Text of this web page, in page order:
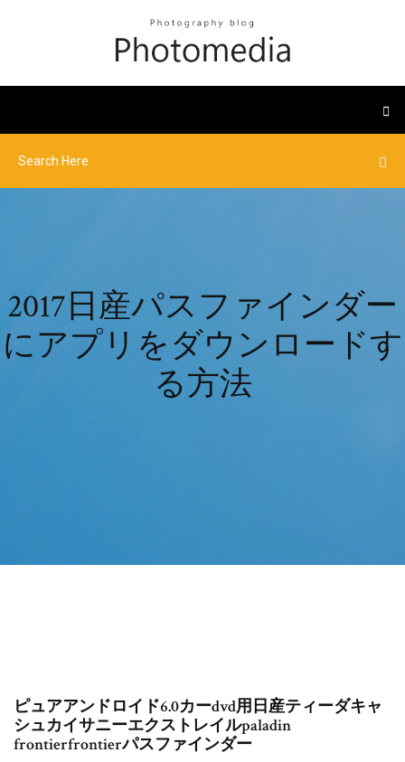
2017日産パスファインダー
にアプリをダウンロードす
る方法
ピュアアンドロイド6.0カーdvd用日産ティーダキャ
シュカイサニーエクストレイルpaladin
frontierfrontierパスファインダー